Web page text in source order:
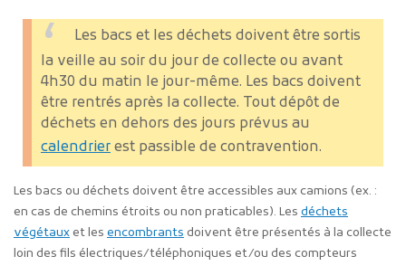
Les bacs et les déchets doivent être sortis
la veille au soir du jour de collecte ou avant
4h30 du matin le jour-même. Les bacs doivent
être rentrés après la collecte. Tout dépôt de
déchets en dehors des jours prévus au
calendrier est passible de contravention.
Les bacs ou déchets doivent être accessibles aux camions (ex. :
en cas de chemins étroits ou non praticables). Les déchets
végétauxet les encombrants doivent être présentés à la collecte
loin des fils électriques/téléphoniques et/ou des compteurs